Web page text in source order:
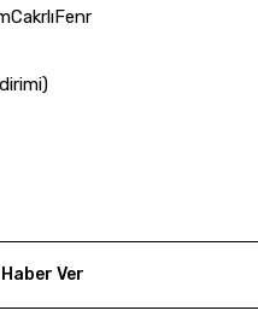
Ver